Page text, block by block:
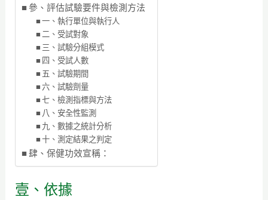
參、評估試驗要件與檢測方法
一、執行單位與執行人
二、受試對象
三、試驗分組模式
四、受試人數
五、試驗期間
六、試驗劑量
七、檢測指標與方法
八、安全性監測
九、數據之統計分析
十、測定結果之判定
肆、保健功效宣稱：
壹、依據